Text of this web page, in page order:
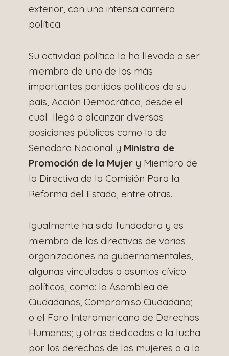
exterior, con una intensa carrera
política.
Su actividad política la ha llevado a ser
miembro de uno de los más
importantes partidos políticos de su
país, Acción Democrática, desde el
cual llegó a alcanzar diversas
posiciones públicas como la de
Senadora Nacional y Ministra de
Promoción de la Mujer y Miembro de
la Directiva de la Comisión Para la
Reforma del Estado, entre otras.
Igualmente ha sido fundadora y es
miembro de las directivas de varias
organizaciones no gubernamentales,
algunas vinculadas a asuntos cívico
políticos, como: la Asamblea de
Ciudadanos; Compromiso Ciudadano;
o el Foro Interamericano de Derechos
Humanos; y otras dedicadas a la lucha
por los derechos de las mujeres o a la